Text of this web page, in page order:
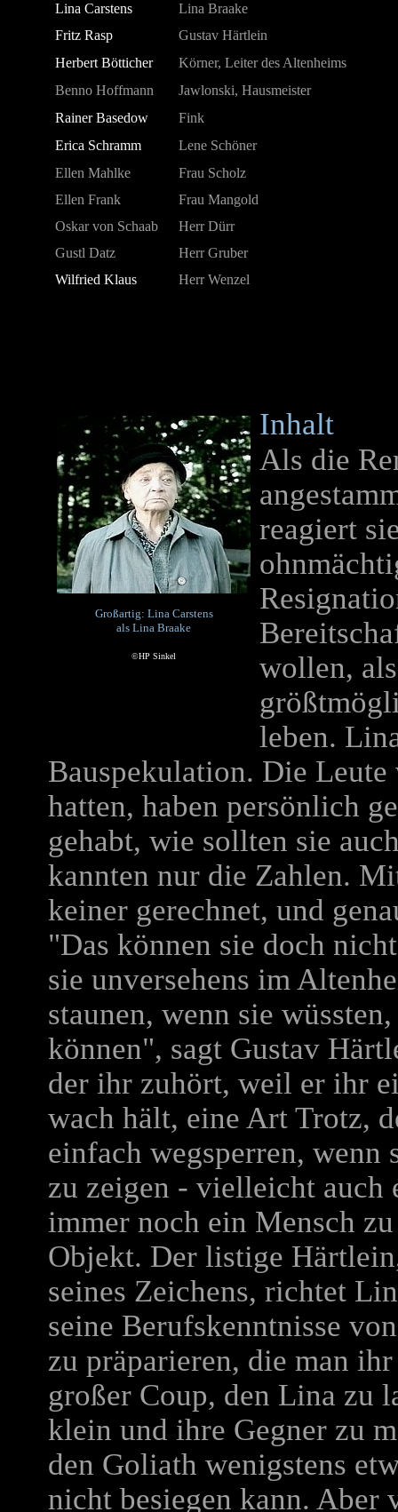
Lina Carstens
Lina Braake
Fritz Rasp
Gustav Härtlein
Herbert Bötticher
Körner, Leiter des Altenheims
Benno Hoffmann
Jawlonski, Hausmeister
Rainer Basedow
Fink
Erica Schramm
Lene Schöner
Ellen Mahlke
Frau Scholz
Ellen Frank
Frau Mangold
Oskar von Schaab
Herr Dürr
Gustl Datz
Herr Gruber
Wilfried Klaus
Herr Wenzel
Großartig: Lina Carstens
als Lina Braake
©HP Sinkel
Inhalt
Als die
reagiert
wollen,
leben.
Bauspekulation. Die
hatten, haben persönlich
gehabt, wie sollten sie
kannten nur die Zahlen.
keiner gerechnet, und
"Das können sie doch
sie unversehens im
staunen, wenn sie
können", sagt Gustav
der ihr zuhört, weil er ihr
wach hält, eine Art Trotz,
einfach wegsperren, wenn
zu zeigen - vielleicht auch
immer noch ein Mensch
Objekt. Der listige
seines Zeichens, richtet
seine Berufskenntnisse
zu präparieren, die man
großer Coup, den Lina zu
klein und ihre Gegner zu
den Goliath wenigstens
nicht besiegen kann.